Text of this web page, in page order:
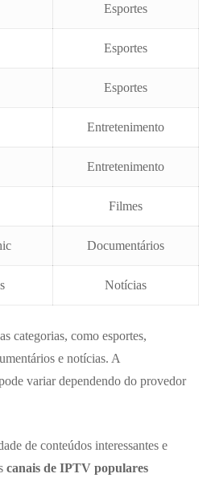
Esportes
Esportes
Esportes
Entretenimento
Entretenimento
Filmes
Documentários
Notícias
categorias, como esportes,
e notícias. A
variar dependendo do provedor
de conteúdos interessantes e
canais de IPTV populares